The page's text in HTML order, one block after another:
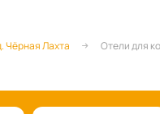
Чёрная Лахта Отели для